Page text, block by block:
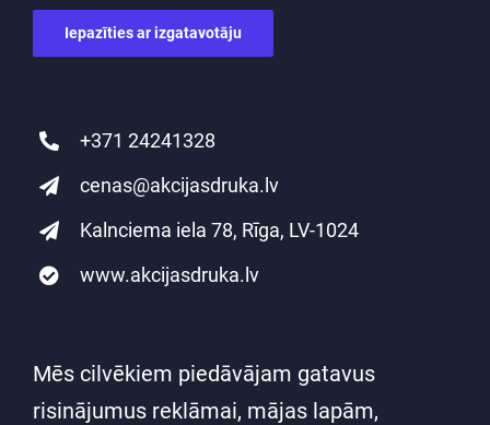
Iepazīties ar izgatavotāju
+371 24241328
cenas@akcijasdruka.lv
Kalnciema iela 78, Rīga, LV-1024
www.akcijasdruka.lv
Mēs cilvēkiem piedāvājam gatavus
risinājumus reklāmai, mājas lapām,